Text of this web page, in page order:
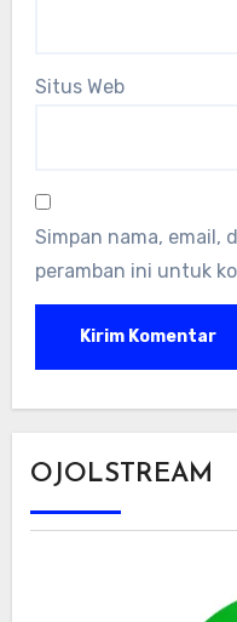
Situs Web
Simpan nama, email,
peramban ini untuk
OJOLSTREAM